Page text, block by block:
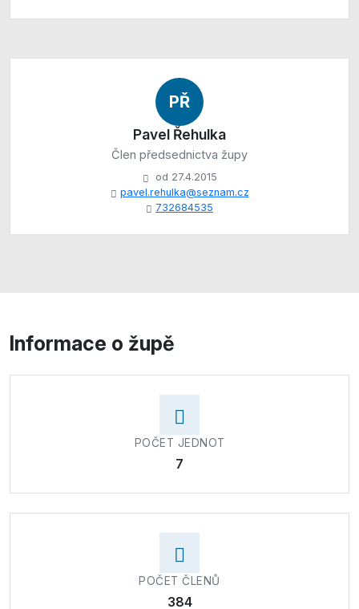
PŘ
Pavel Řehulka
Člen předsednictva župy
od 27.4.2015
pavel.rehulka@seznam.cz
732684535
Informace o župě
POČET JEDNOT
7
POČET ČLENŮ
384